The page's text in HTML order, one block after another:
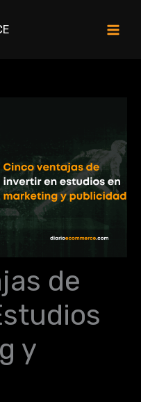
de
y